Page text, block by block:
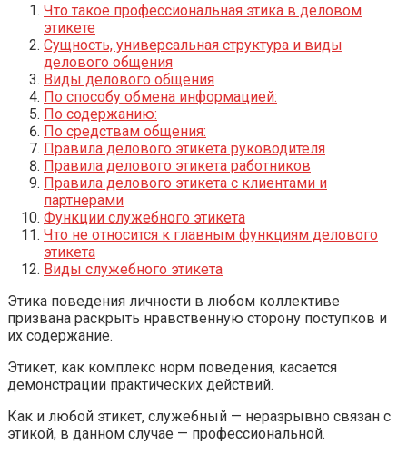
Что такое профессиональная этика в деловом
этикете
Сущность, универсальная структура и виды
делового общения
Виды делового общения
По способу обмена информацией:
По содержанию:
По средствам общения:
Правила делового этикета руководителя
Правила делового этикета работников
Правила делового этикета с клиентами и
партнерами
Функции служебного этикета
Что не относится к главным функциям делового
этикета
Виды служебного этикета
Этика поведения личности в любом коллективе
призвана раскрыть нравственную сторону поступков и
их содержание.
Этикет, как комплекс норм поведения, касается
демонстрации практических действий.
Как и любой этикет, служебный — неразрывно связан с
этикой, в данном случае — профессиональной.